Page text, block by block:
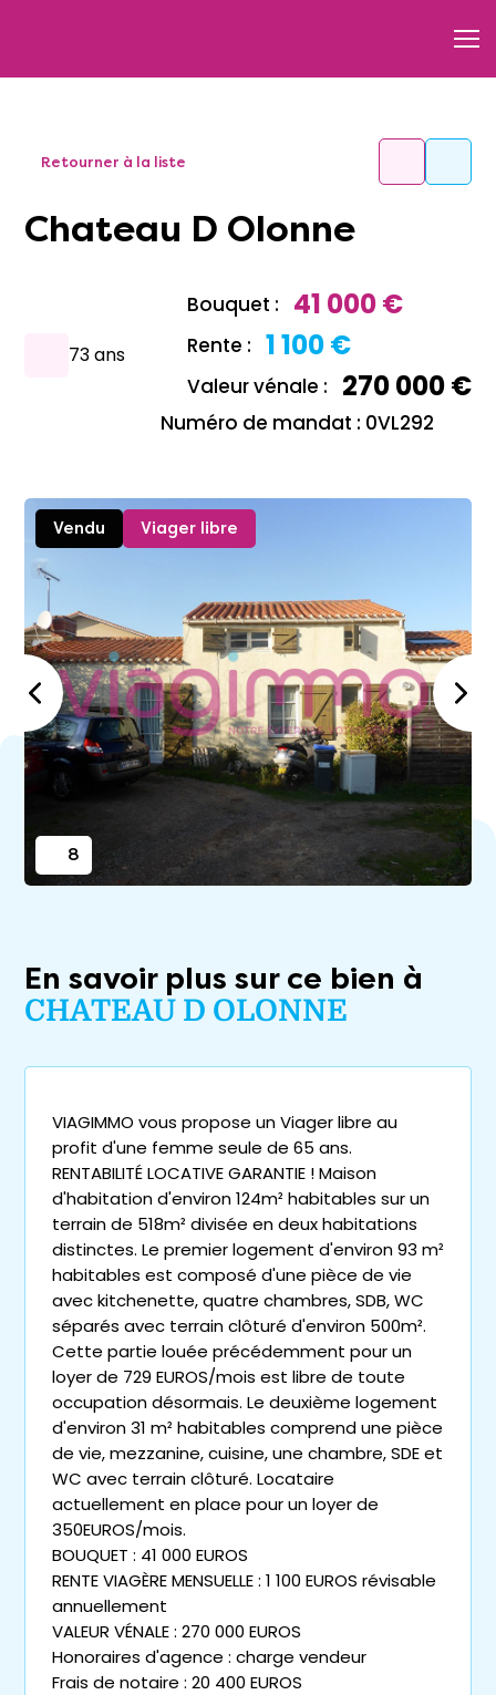
Retourner à la liste
Chateau D Olonne
73 ans
Bouquet : 41 000 €
Rente : 1 100 €
Valeur vénale : 270 000 €
Numéro de mandat : 0VL292
Vendu Viager libre
8
En savoir plus sur ce bien à
CHATEAU D OLONNE
VIAGIMMO vous propose un Viager libre au
profit d'une femme seule de 65 ans.
RENTABILITÉ LOCATIVE GARANTIE ! Maison
d'habitation d'environ 124m² habitables sur un
terrain de 518m² divisée en deux habitations
distinctes. Le premier logement d'environ 93 m²
habitables est composé d'une pièce de vie
avec kitchenette, quatre chambres, SDB, WC
séparés avec terrain clôturé d'environ 500m².
Cette partie louée précédemment pour un
loyer de 729 EUROS/mois est libre de toute
occupation désormais. Le deuxième logement
d'environ 31 m² habitables comprend une pièce
de vie, mezzanine, cuisine, une chambre, SDE et
WC avec terrain clôturé. Locataire
actuellement en place pour un loyer de
350EUROS/mois.
BOUQUET : 41 000 EUROS
RENTE VIAGÈRE MENSUELLE : 1 100 EUROS révisable
annuellement
VALEUR VÉNALE : 270 000 EUROS
Honoraires d'agence : charge vendeur
Frais de notaire : 20 400 EUROS